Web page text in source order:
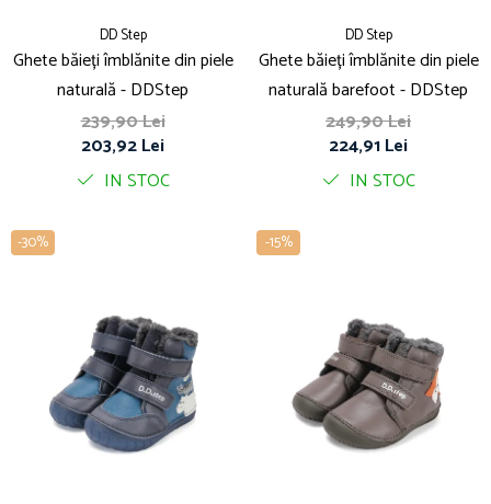
DD Step
Ghete băieți îmblănite din piele
naturală - DDStep
239,90 Lei
203,92 Lei
IN STOC
DD Step
Ghete băieți îmblănite din piele
naturală barefoot - DDStep
249,90 Lei
224,91 Lei
IN STOC
-30% -15%